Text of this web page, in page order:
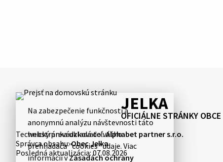
Na zabezpečenie funkčnosti a
anonymnú analýzu návštevnosti táto
webstránka ukladá do vášho
prehliadača "cookies" údaje. Viac
informácií vZásadách ochrany
JELKA
OFICIÁLNE STRÁNKY OBCE
Technický prevádzkovateľ:Alphabet partner s.r.o.
Správca obsahu:Obec Jelka
Posledná aktualizácia: 07.08.2026